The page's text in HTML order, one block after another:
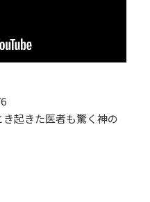
起きた医者も驚く神の